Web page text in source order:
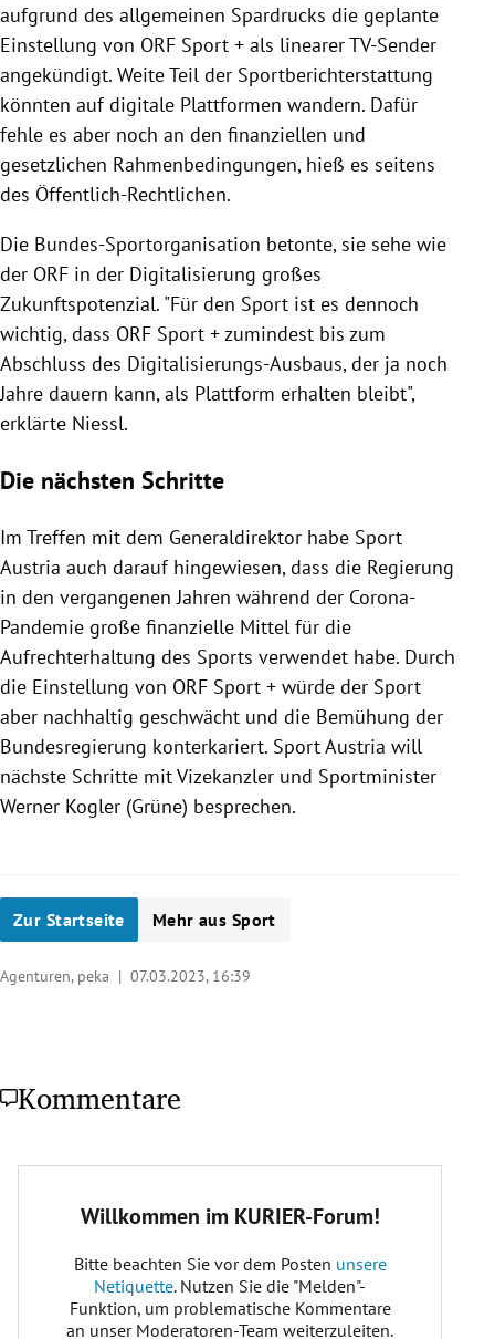
aufgrund des allgemeinen Spardrucks die geplante
Einstellung von ORF Sport + als linearer TV-Sender
angekündigt. Weite Teil der Sportberichterstattung
könnten auf digitale Plattformen wandern. Dafür
fehle es aber noch an den finanziellen und
gesetzlichen Rahmenbedingungen, hieß es seitens
des Öffentlich-Rechtlichen.
Die Bundes-Sportorganisation betonte, sie sehe wie
der ORF in der Digitalisierung großes
Zukunftspotenzial. "Für den Sport ist es dennoch
wichtig, dass ORF Sport + zumindest bis zum
Abschluss des Digitalisierungs-Ausbaus, der ja noch
Jahre dauern kann, als Plattform erhalten bleibt",
erklärte Niessl.
Die nächsten Schritte
Im Treffen mit dem Generaldirektor habe Sport
Austria auch darauf hingewiesen, dass die Regierung
in den vergangenen Jahren während der Corona-
Pandemie große finanzielle Mittel für die
Aufrechterhaltung des Sports verwendet habe. Durch
die Einstellung von ORF Sport + würde der Sport
aber nachhaltig geschwächt und die Bemühung der
Bundesregierung konterkariert. Sport Austria will
nächste Schritte mit Vizekanzler und Sportminister
Werner Kogler (Grüne) besprechen.
Zur Startseite Mehr aus Sport
Agenturen, peka | 07.03.2023, 16:39
Kommentare